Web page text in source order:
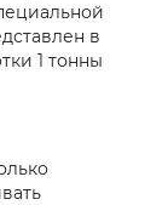
в
1 тонны